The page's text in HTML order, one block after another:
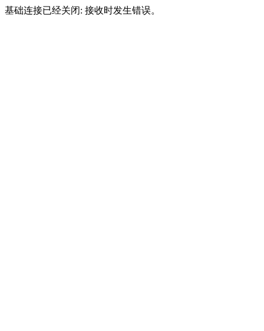
基础连接已经关闭: 接收时发生错误。